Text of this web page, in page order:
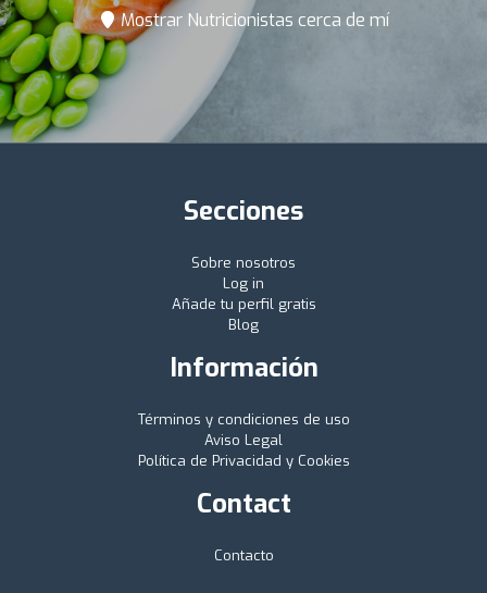
Mostrar Nutricionistas cerca de mí
Secciones
Sobre nosotros
Log in
Añade tu perfil gratis
Blog
Información
Términos y condiciones de uso
Aviso Legal
Política de Privacidad y Cookies
Contact
Contacto